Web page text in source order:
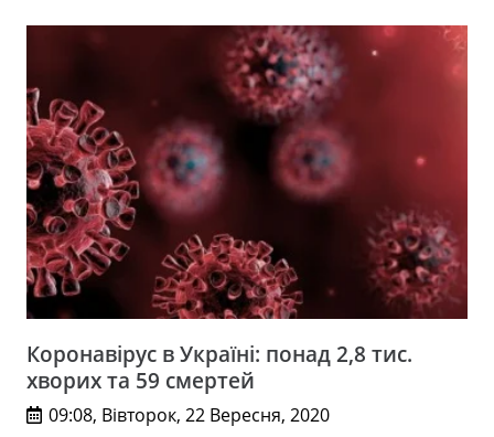
Коронавірус в Україні: понад 2,8 тис.
хворих та 59 смертей
09:08, Вівторок, 22 Вересня, 2020